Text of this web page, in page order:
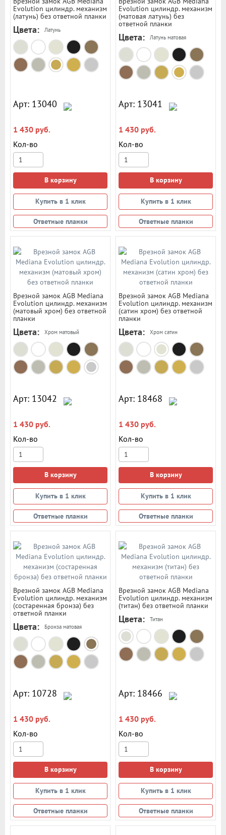
Evolution цилиндр. механизм
(латунь) без ответной планки
Цвета: Латунь
Арт: 13040
1 430 руб.
Кол-во
В корзину
Купить в 1 клик
Ответные планки
Evolution цилиндр. механизм
(матовая латунь) без
ответной планки
Цвета: Латунь матовая
Арт: 13041
1 430 руб.
Кол-во
В корзину
Купить в 1 клик
Ответные планки
Врезной замок AGB Mediana
Evolution цилиндр. механизм
(матовый хром) без ответной
планки
Цвета: Хром матовый
Арт: 13042
1 430 руб.
Кол-во
В корзину
Купить в 1 клик
Ответные планки
Врезной замок AGB Mediana
Evolution цилиндр. механизм
(сатин хром) без ответной
планки
Цвета: Хром сатин
Арт: 18468
1 430 руб.
Кол-во
В корзину
Купить в 1 клик
Ответные планки
Врезной замок AGB Mediana
Evolution цилиндр. механизм
(состаренная бронза) без
ответной планки
Цвета: Бронза матовая
Арт: 10728
1 430 руб.
Кол-во
В корзину
Купить в 1 клик
Ответные планки
Врезной замок AGB Mediana
Evolution цилиндр. механизм
(титан) без ответной планки
Цвета: Титан
Арт: 18466
1 430 руб.
Кол-во
В корзину
Купить в 1 клик
Ответные планки